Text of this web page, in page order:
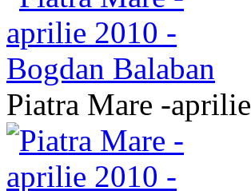
Piatra Mare -